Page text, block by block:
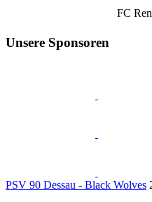
FC
Unsere Sponsoren
PSV 90 Dessau - Black Wolves